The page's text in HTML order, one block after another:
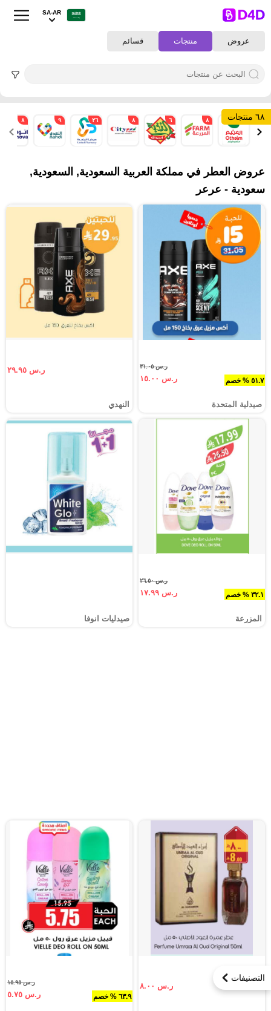
عروض منتجات قسائم
SA-AR
التصنيفات
٦٨ منتجات ٣ ٨ ٦ ٨ ٢٦ ٩ ٨
عروض العطر في مملكة العربية السعودية, السعودية,
سعودية - عرعر
٥١.٧ % خصم
ر.س ٣١.٠٥
ر.س ١٥.٠٠
صيدلية المتحدة
ر.س ٢٩.٩٥
النهدي
٣٢.١ % خصم
ر.س ٢٦.٥٠
ر.س ١٧.٩٩
المزرعة صيدليات انوفا
ر.س ٨.٠٠
٦٣.٩ % خصم
ر.س ١٥.٩٥
ر.س ٥.٧٥